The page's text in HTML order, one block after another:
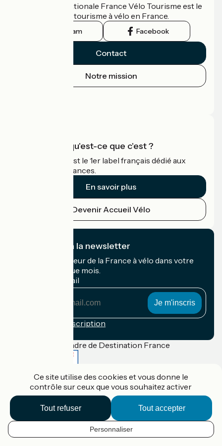
FR
L'association nationale France Vélo Tourisme est le
guide officiel du tourisme à vélo en France.
Instagram Facebook
Contact
Notre mission
Accueil Vélo qu'est-ce que c'est ?
Accueil Vélo c'est le 1er label français dédié aux
cyclistes en vacances.
En savoir plus
Devenir Accueil Vélo
Je m'abonne à la newsletter
Recevez le meilleur de la France à vélo dans votre
boîte mail chaque mois.
Mon adresse mail
Conditions d'inscription
Financé dans le cadre de Destination France
Accueil Vélo Pro
Contact
Mentions légales
Confidentialité
Contact
Réalisation :StudioJuilletetFrance Vélo Tourisme
Ce site utilise des cookies et vous donne le
contrôle sur ceux que vous souhaitez activer
Tout accepter
Tout refuser
Personnaliser